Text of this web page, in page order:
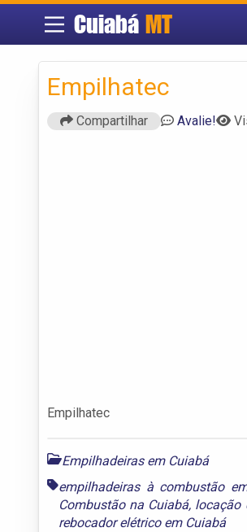
Cuiabá MT
Empilhatec
Compartilhar Avalie!
Empilhatec
Empilhadeiras em Cuiabá
empilhadeiras à combustão
Combustão na Cuiabá, locação
rebocador elétrico em Cuiabá